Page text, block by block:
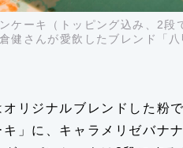
ケーキ（トッピング込み、2
健さんが愛飲したブレンド「
オリジナルブレンドした粉
キ」に、キャラメリゼバナ